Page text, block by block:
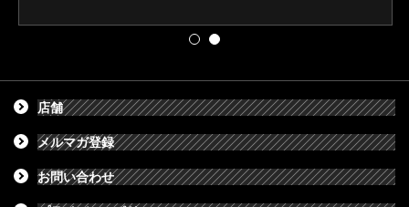
店舗
メルマガ登録
お問い合わせ